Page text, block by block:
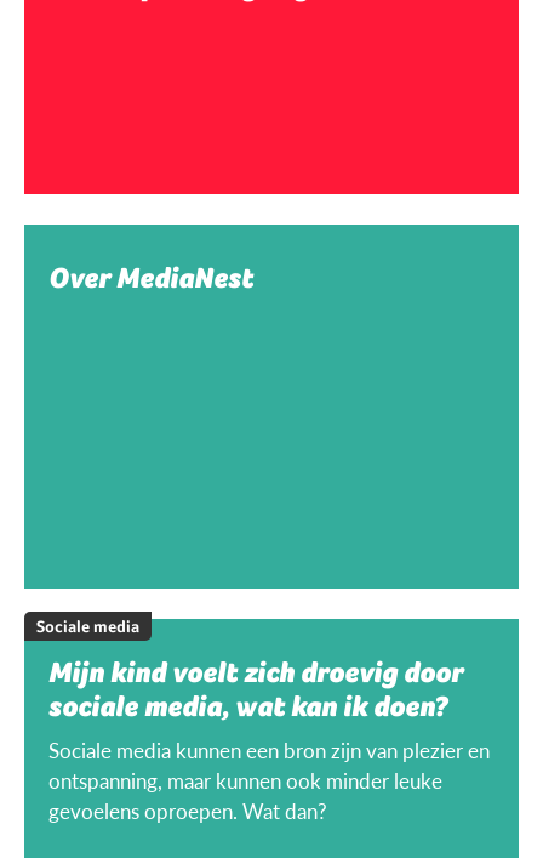
Over MediaNest
Sociale media
Mijn kind voelt zich droevig door
sociale media, wat kan ik doen?
Sociale media kunnen een bron zijn van plezier en
ontspanning, maar kunnen ook minder leuke
gevoelens oproepen. Wat dan?